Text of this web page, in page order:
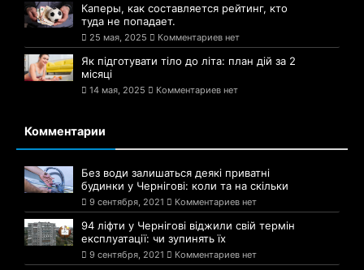
Каперы, как составляется рейтинг, кто
туда не попадает.
25 мая, 2025 Комментариев нет
Як підготувати тіло до літа: план дій за 2
місяці
14 мая, 2025 Комментариев нет
Комментарии
Без води залишаться деякі приватні
будинки у Чернігові: коли та на скільки
9 сентября, 2021 Комментариев нет
94 ліфти у Чернігові віджили свій термін
експлуатації: чи зупинять їх
9 сентября, 2021 Комментариев нет